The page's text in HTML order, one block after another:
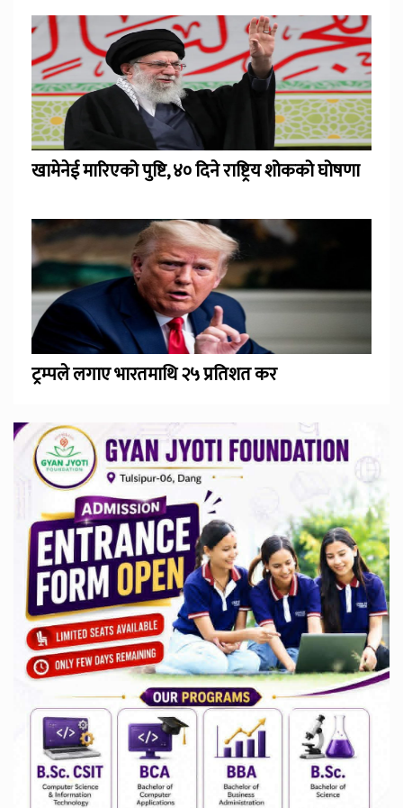
खामेनेई मारिएको पुष्टि, ४० दिने राष्ट्रिय शोकको घोषणा
ट्रम्पले लगाए भारतमाथि २५ प्रतिशत कर